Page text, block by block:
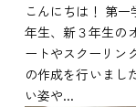
こんにちは！ 第
年生、新３年生の
ートやスクーリン
の作成を行いまし
い姿や...